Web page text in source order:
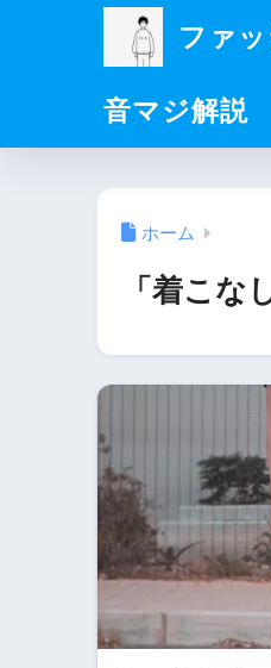
ファ
音マジ解説
ホーム
「着こな